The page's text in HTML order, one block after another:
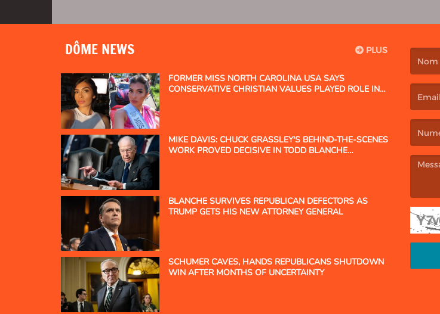
PLUS
DÔME NEWS
FORMER MISS NORTH CAROLINA USA SAYS
CONSERVATIVE CHRISTIAN VALUES PLAYED ROLE IN
MIKE DAVIS: CHUCK GRASSLEY'S BEHIND-THE-SCENES
WORK PROVED DECISIVE IN TODD BLANCHE
BLANCHE SURVIVES REPUBLICAN DEFECTORS AS
TRUMP GETS HIS NEW ATTORNEY GENERAL
SCHUMER CAVES, HANDS REPUBLICANS SHUTDOWN
WIN AFTER MONTHS OF UNCERTAINTY